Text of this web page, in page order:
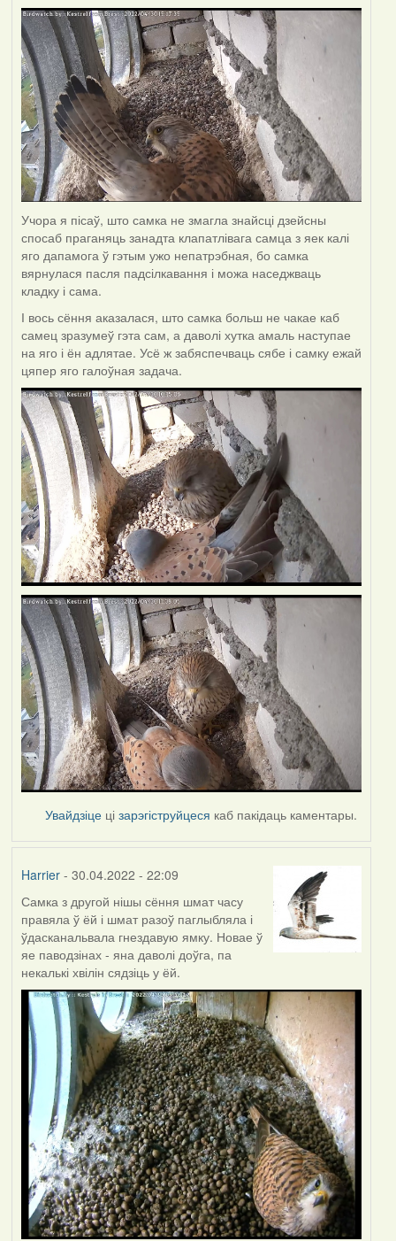
Учора я пісаў, што самка не змагла знайсці дзейсны
спосаб праганяць занадта клапатлівага самца з яек калі
яго дапамога ў гэтым ужо непатрэбная, бо самка
вярнулася пасля падсілкавання і можа наседжваць
кладку і сама.
І вось сёння аказалася, што самка больш не чакае каб
самец зразумеў гэта сам, а даволі хутка амаль наступае
на яго і ён адлятае. Усё ж забяспечваць сябе і самку ежай
цяпер яго галоўная задача.
Увайдзіце цізарэгіструйцеся каб пакідаць каментары.
Harrier- 30.04.2022 - 22:09
Самка з другой нішы сёння шмат часу
правяла ў ёй і шмат разоў паглыбляла і
ўдасканальвала гнездавую ямку. Новае ў
яе паводзінах - яна даволі доўга, па
некалькі хвілін сядзіць у ёй.